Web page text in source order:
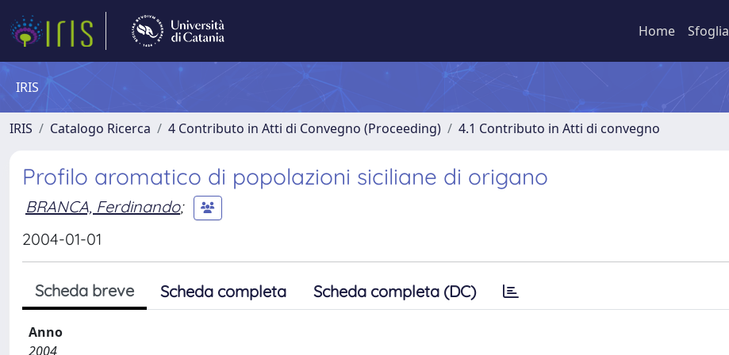
Home Sfoglia
IRIS
IRIS Catalogo Ricerca 4 Contributo in Atti di Convegno (Proceeding) 4.1 Contributo in Atti di convegno
Profilo aromatico di popolazioni siciliane di origano
BRANCA, Ferdinando;
2004-01-01
Scheda breve Scheda completa Scheda completa (DC)
Anno
2004